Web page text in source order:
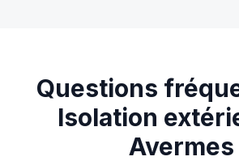
Questions
Isolation
Avermes